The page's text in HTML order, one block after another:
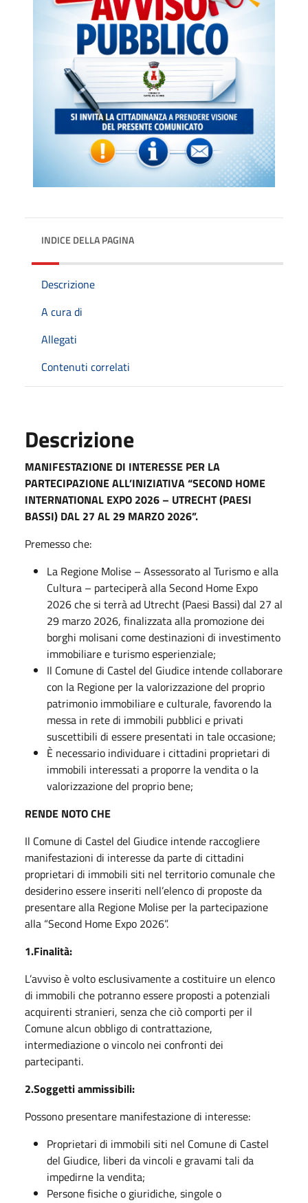
INDICE DELLA PAGINA
Descrizione
A cura di
Allegati
Contenuti correlati
Descrizione
MANIFESTAZIONE DI INTERESSE PER LA
PARTECIPAZIONE ALL’INIZIATIVA “SECOND HOME
INTERNATIONAL EXPO 2026 – UTRECHT (PAESI
BASSI) DAL 27 AL 29 MARZO 2026”.
Premesso che:
La Regione Molise – Assessorato al Turismo e alla
Cultura – parteciperà alla Second Home Expo
2026 che si terrà ad Utrecht (Paesi Bassi) dal 27 al
29 marzo 2026, finalizzata alla promozione dei
borghi molisani come destinazioni di investimento
immobiliare e turismo esperienziale;
Il Comune di Castel del Giudice intende collaborare
con la Regione per la valorizzazione del proprio
patrimonio immobiliare e culturale, favorendo la
messa in rete di immobili pubblici e privati
suscettibili di essere presentati in tale occasione;
È necessario individuare i cittadini proprietari di
immobili interessati a proporre la vendita o la
valorizzazione del proprio bene;
RENDE NOTO CHE
Il Comune di Castel del Giudice intende raccogliere
manifestazioni di interesse da parte di cittadini
proprietari di immobili siti nel territorio comunale che
desiderino essere inseriti nell’elenco di proposte da
presentare alla Regione Molise per la partecipazione
alla “Second Home Expo 2026”.
1.Finalità:
L’avviso è volto esclusivamente a costituire un elenco
di immobili che potranno essere proposti a potenziali
acquirenti stranieri, senza che ciò comporti per il
Comune alcun obbligo di contrattazione,
intermediazione o vincolo nei confronti dei
partecipanti.
2.Soggetti ammissibili:
Possono presentare manifestazione di interesse:
Proprietari di immobili siti nel Comune di Castel
del Giudice, liberi da vincoli e gravami tali da
impedirne la vendita;
Persone fisiche o giuridiche, singole o